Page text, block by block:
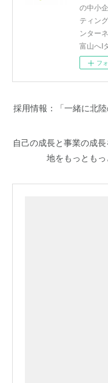
の中小
ティン
ンター
富山へI
フ
採用情報：「一緒に北
自己の成長と事業の成
地をもっとも